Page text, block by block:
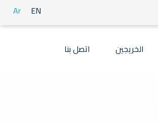
Ar EN
الخريجين اتصل بنا